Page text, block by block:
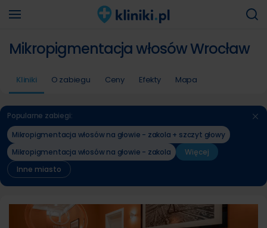
Mikropigmentacja włosów Wrocław
Kliniki O zabiegu Ceny Efekty Mapa
Popularne zabiegi:
Mikropigmentacja włosów na głowie - zakola + szczyt głowy
Mikropigmentacja włosów na głowie - zakola
Więcej
Inne miasto